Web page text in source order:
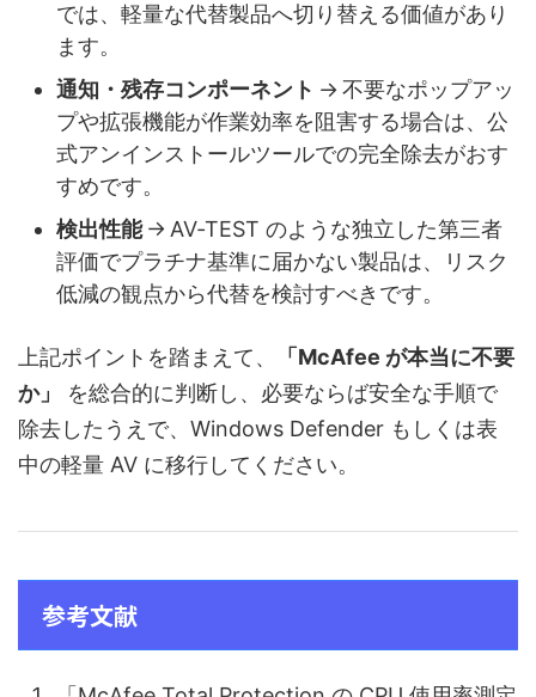
では、軽量な代替製品へ切り替える価値があり
ます。
通知・残存コンポーネント → 不要なポップアッ
プや拡張機能が作業効率を阻害する場合は、公
式アンインストールツールでの完全除去がおす
すめです。
検出性能→ AV‑TEST のような独立した第三者
評価でプラチナ基準に届かない製品は、リスク
低減の観点から代替を検討すべきです。
上記ポイントを踏まえて、
「McAfee が本当に不要
か」
を総合的に判断し、必要ならば安全な手順で
除去したうえで、Windows Defender もしくは表
中の軽量 AV に移行してください。
参考文献